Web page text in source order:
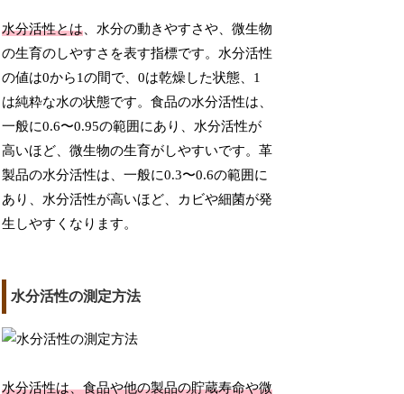
水分活性とは、水分の動きやすさや、微生物
の生育のしやすさを表す指標です。水分活性
の値は0から1の間で、0は乾燥した状態、1
は純粋な水の状態です。食品の水分活性は、
一般に0.6〜0.95の範囲にあり、水分活性が
高いほど、微生物の生育がしやすいです。革
製品の水分活性は、一般に0.3〜0.6の範囲に
あり、水分活性が高いほど、カビや細菌が発
生しやすくなります。
水分活性の測定方法
水分活性は、食品や他の製品の貯蔵寿命や微